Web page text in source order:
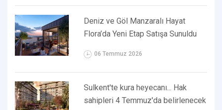
Deniz ve Göl Manzaralı Hayat
Flora’da Yeni Etap Satışa Sunuldu
06 Temmuz 2026
Sulkent'te kura heyecanı... Hak
sahipleri 4 Temmuz'da belirlenecek